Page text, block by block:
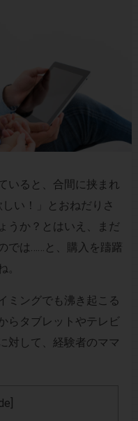
いると、合間に挟まれ
い！」とおねだりさ
うか？とはいえ、まだ
では……と、購入を躊躇
。
ミングでも沸き起こる
らタブレットやテレビ
対して、経験者のママ